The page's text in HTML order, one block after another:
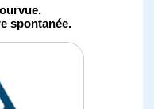
spontanée.